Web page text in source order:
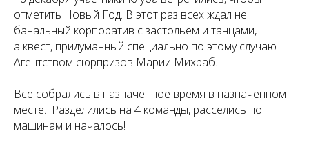
отметить Новый Год. В этот раз всех ждал не
банальный корпоратив с застольем и танцами,
а квест, придуманный специально по этому случаю
Агентством сюрпризов Марии Михраб.
Все собрались в назначенное время в назначенном
месте. Разделились на 4 команды, расселись по
машинам и началось!